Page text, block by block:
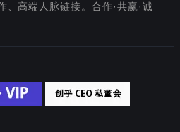
、高端人脉链接。合作·共赢·诚